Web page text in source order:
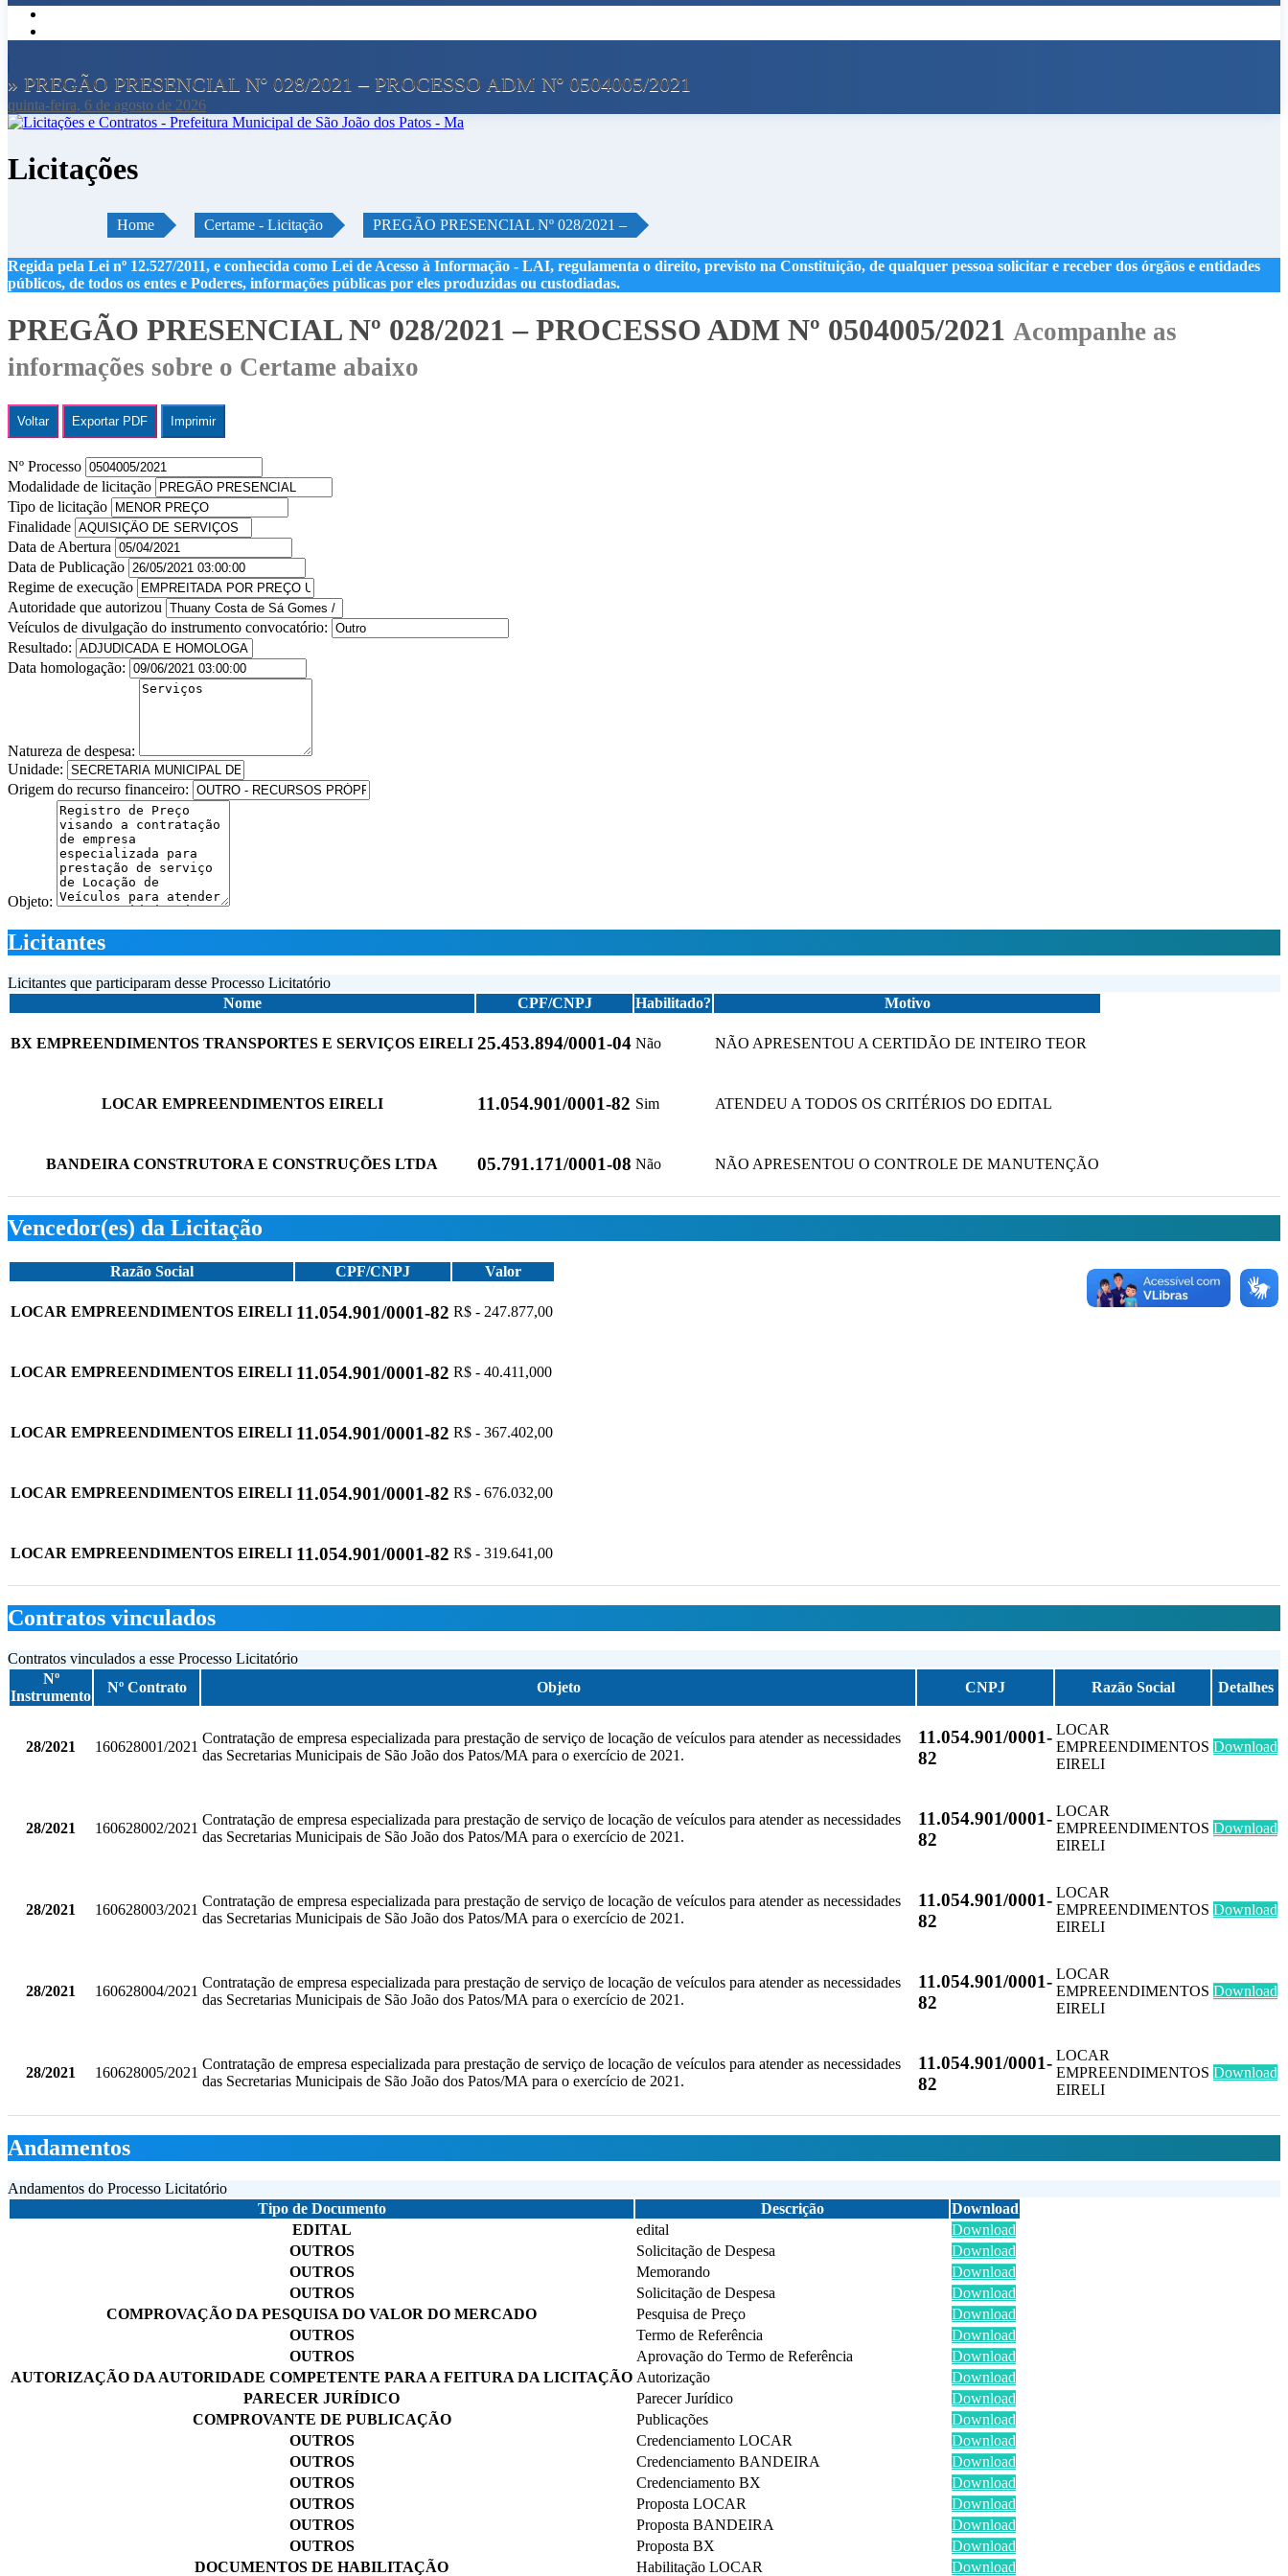
» PREGÃO PRESENCIAL Nº 028/2021 – PROCESSO ADM Nº 0504005/2021
quinta-feira, 6 de agosto de 2026
Licitações
Home Certame - Licitação PREGÃO PRESENCIAL Nº 028/2021 –
Regida pela Lei nº 12.527/2011, e conhecida como Lei de Acesso à Informação - LAI, regulamenta o direito, previsto na Constituição, de qualquer pessoa solicitar e receber dos órgãos e entidades
públicos, de todos os entes e Poderes, informações públicas por eles produzidas ou custodiadas.
PREGÃO PRESENCIAL Nº 028/2021 – PROCESSO ADM Nº 0504005/2021 Acompanhe as
informações sobre o Certame abaixo
Voltar Exportar PDF Imprimir
Nº Processo
Modalidade de licitação
Tipo de licitação
Finalidade
Data de Abertura
Data de Publicação
Regime de execução
Autoridade que autorizou
Veículos de divulgação do instrumento convocatório:
Resultado:
Data homologação:
Natureza de despesa:
Unidade:
Origem do recurso financeiro:
Objeto:
Licitantes
Licitantes que participaram desse Processo Licitatório
Nome
CPF/CNPJ Habilitado? Motivo
BX EMPREENDIMENTOS TRANSPORTES E SERVIÇOS EIRELI 25.453.894/0001-04 Não NÃO APRESENTOU A CERTIDÃO DE INTEIRO TEOR
LOCAR EMPREENDIMENTOS EIRELI 11.054.901/0001-82 Sim ATENDEU A TODOS OS CRITÉRIOS DO EDITAL
BANDEIRA CONSTRUTORA E CONSTRUÇÕES LTDA 05.791.171/0001-08 Não NÃO APRESENTOU O CONTROLE DE MANUTENÇÃO
Vencedor(es) da Licitação
Razão Social CPF/CNPJ Valor
LOCAR EMPREENDIMENTOS EIRELI 11.054.901/0001-82 R$ - 247.877,00
LOCAR EMPREENDIMENTOS EIRELI 11.054.901/0001-82 R$ - 40.411,000
LOCAR EMPREENDIMENTOS EIRELI 11.054.901/0001-82 R$ - 367.402,00
LOCAR EMPREENDIMENTOS EIRELI 11.054.901/0001-82 R$ - 676.032,00
LOCAR EMPREENDIMENTOS EIRELI 11.054.901/0001-82 R$ - 319.641,00
Contratos vinculados
Contratos vinculados a esse Processo Licitatório
Nº
Instrumento
Nº Contrato Objeto CNPJ Razão Social Detalhes
28/2021 160628001/2021
Contratação de empresa especializada para prestação de serviço de locação de veículos para atender as necessidades
das Secretarias Municipais de São João dos Patos/MA para o exercício de 2021.
11.054.901/0001-
82
LOCAR
EMPREENDIMENTOS
EIRELI
Download
28/2021 160628002/2021
Contratação de empresa especializada para prestação de serviço de locação de veículos para atender as necessidades
das Secretarias Municipais de São João dos Patos/MA para o exercício de 2021.
11.054.901/0001-
82
LOCAR
EMPREENDIMENTOS
EIRELI
Download
28/2021 160628003/2021
Contratação de empresa especializada para prestação de serviço de locação de veículos para atender as necessidades
das Secretarias Municipais de São João dos Patos/MA para o exercício de 2021.
11.054.901/0001-
82
LOCAR
EMPREENDIMENTOS
EIRELI
Download
28/2021 160628004/2021
Contratação de empresa especializada para prestação de serviço de locação de veículos para atender as necessidades
das Secretarias Municipais de São João dos Patos/MA para o exercício de 2021.
11.054.901/0001-
82
LOCAR
EMPREENDIMENTOS
EIRELI
Download
28/2021 160628005/2021
Contratação de empresa especializada para prestação de serviço de locação de veículos para atender as necessidades
das Secretarias Municipais de São João dos Patos/MA para o exercício de 2021.
11.054.901/0001-
82
LOCAR
EMPREENDIMENTOS
EIRELI
Download
Andamentos
Andamentos do Processo Licitatório
Tipo de Documento
Descrição
Download
EDITAL
edital
Download
OUTROS
Solicitação de Despesa
Download
OUTROS
Memorando
Download
OUTROS
Solicitação de Despesa
Download
COMPROVAÇÃO DA PESQUISA DO VALOR DO MERCADO
Pesquisa de Preço
Download
OUTROS
Termo de Referência
Download
OUTROS
Aprovação do Termo de Referência
Download
AUTORIZAÇÃO DA AUTORIDADE COMPETENTE PARA A FEITURA DA LICITAÇÃO Autorização
Download
PARECER JURÍDICO
Parecer Jurídico
Download
COMPROVANTE DE PUBLICAÇÃO
Publicações
Download
OUTROS
Credenciamento LOCAR
Download
OUTROS
Credenciamento BANDEIRA
Download
OUTROS
Credenciamento BX
Download
OUTROS
Proposta LOCAR
Download
OUTROS
Proposta BANDEIRA
Download
OUTROS
Proposta BX
Download
DOCUMENTOS DE HABILITAÇÃO
Habilitação LOCAR Download